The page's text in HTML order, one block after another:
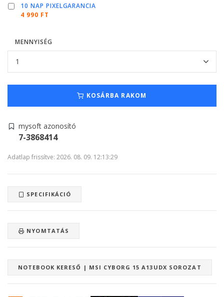
10 NAP PIXELGARANCIA
4 990 FT
MENNYISÉG
KOSÁRBA RAKOM
mysoft azonosító
7-3868414
Adatlap frissítve: 2026. 08. 09. 12:13:29
SPECIFIKÁCIÓ
NYOMTATÁS
NOTEBOOK KERESŐ | MSI CYBORG 15 A13UDX SOROZAT